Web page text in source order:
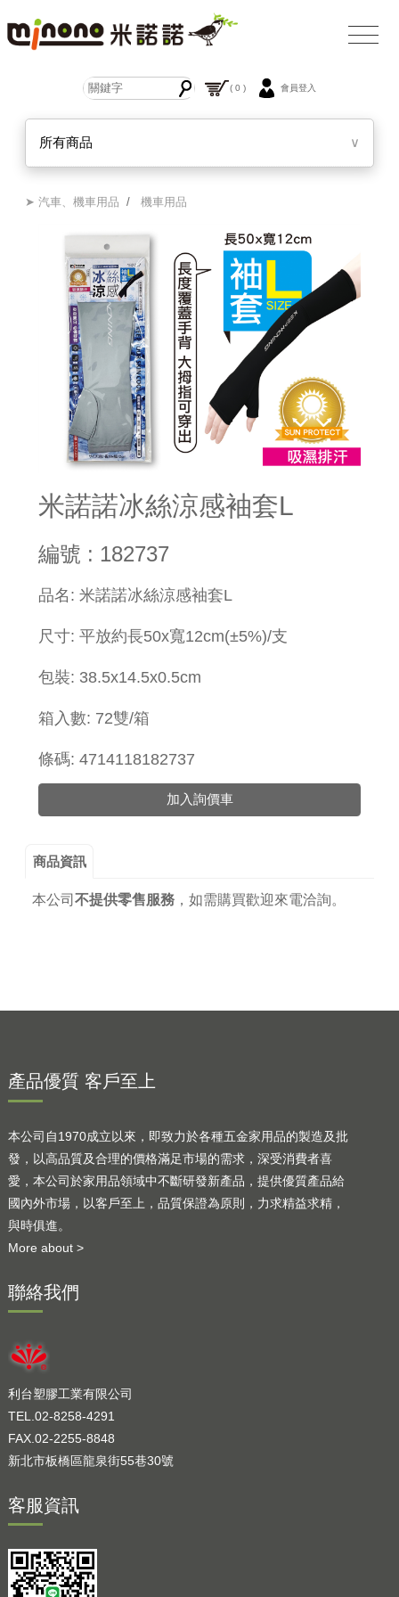
( 0 ) 會員登入
所有商品 ∨
➤ 汽車、機車用品 /機車用品
米諾諾冰絲涼感袖套L
編號 : 182737
品名: 米諾諾冰絲涼感袖套L
尺寸: 平放約長50x寬12cm(±5%)/支
包裝: 38.5x14.5x0.5cm
箱入數: 72雙/箱
條碼: 4714118182737
加入詢價車
商品資訊
本公司 不提供零售服務， 如需購買歡迎來電洽詢。
產品優質 客戶至上
本公司自1970成立以來，即致力於各種五金家用品的製造及批
發，以高品質及合理的價格滿足市場的需求，深受消費者喜
愛，本公司於家用品領域中不斷研發新產品，提供優質產品給
國內外市場，以客戶至上，品質保證為原則，力求精益求精，
與時俱進。
More about >
聯絡我們
利台塑膠工業有限公司
TEL.02-8258-4291
FAX.02-2255-8848
新北市板橋區龍泉街55巷30號
客服資訊